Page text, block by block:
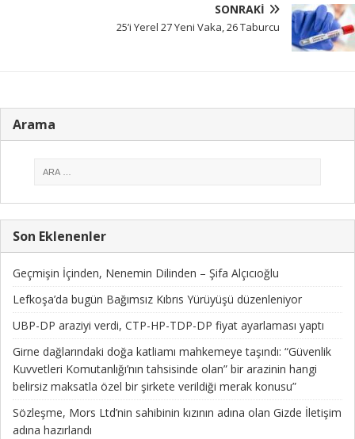
SONRAKI
25’i Yerel 27 Yeni Vaka, 26 Taburcu
Arama
Son Eklenenler
Geçmişin İçinden, Nenemin Dilinden – Şifa Alçıcıoğlu
Lefkoşa’da bugün Bağımsız Kıbrıs Yürüyüşü düzenleniyor
UBP-DP araziyi verdi, CTP-HP-TDP-DP fiyat ayarlaması yaptı
Girne dağlarındaki doğa katliamı mahkemeye taşındı: “Güvenlik
Kuvvetleri Komutanlığı’nın tahsisinde olan” bir arazinin hangi
belirsiz maksatla özel bir şirkete verildiği merak konusu”
Sözleşme, Mors Ltd’nin sahibinin kızının adına olan Gizde İletişim
adına hazırlandı